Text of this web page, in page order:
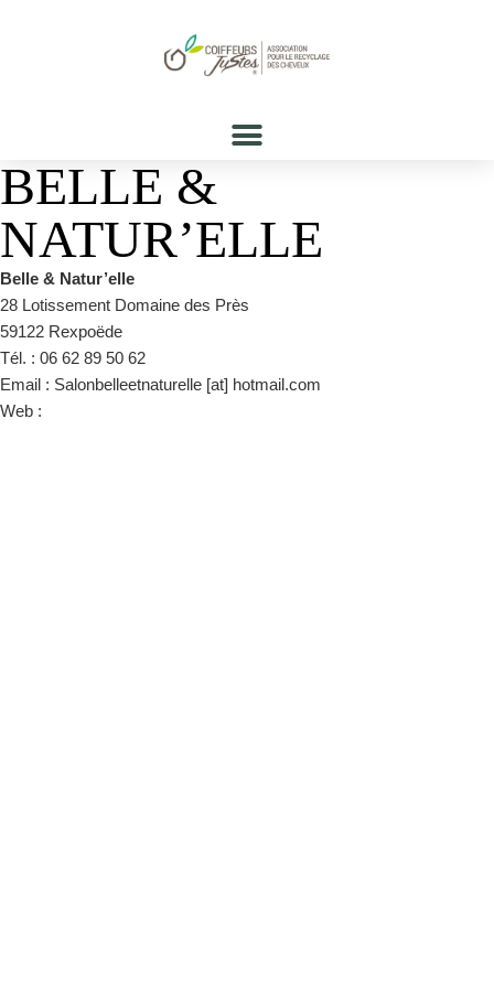
BELLE &
NATUR’ELLE
Belle & Natur’elle
28 Lotissement Domaine des Près
59122 Rexpoëde
Tél. : 06 62 89 50 62
Email : Salonbelleetnaturelle [at] hotmail.com
Web :